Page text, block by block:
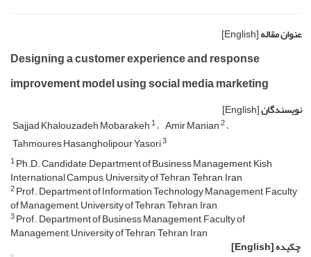
عنوان مقاله[English]
Designing a customer experience and response
improvement model using social media marketing
نویسندگان[English]
Sajjad Khalouzadeh Mobarakeh1 Amir Manian2
Tahmoures Hasangholipour Yasori3
1Ph.D. Candidate, Department of Business Management, Kish
International Campus, University of Tehran, Tehran, Iran
2Prof., Department of Information Technology Management, Faculty
of Management, University of Tehran, Tehran, Iran
3Prof., Department of Business Management, Faculty of
Management, University of Tehran, Tehran, Iran
چکیده[English]